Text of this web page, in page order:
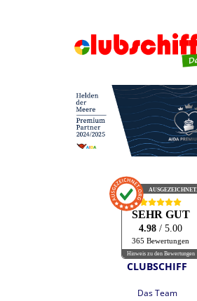
AUSGEZEICHNET
SEHR GUT
4.98/ 5.00
365 Bewertungen
Hinweis zu den Bewertungen
CLUBSCHIFF
Das Team